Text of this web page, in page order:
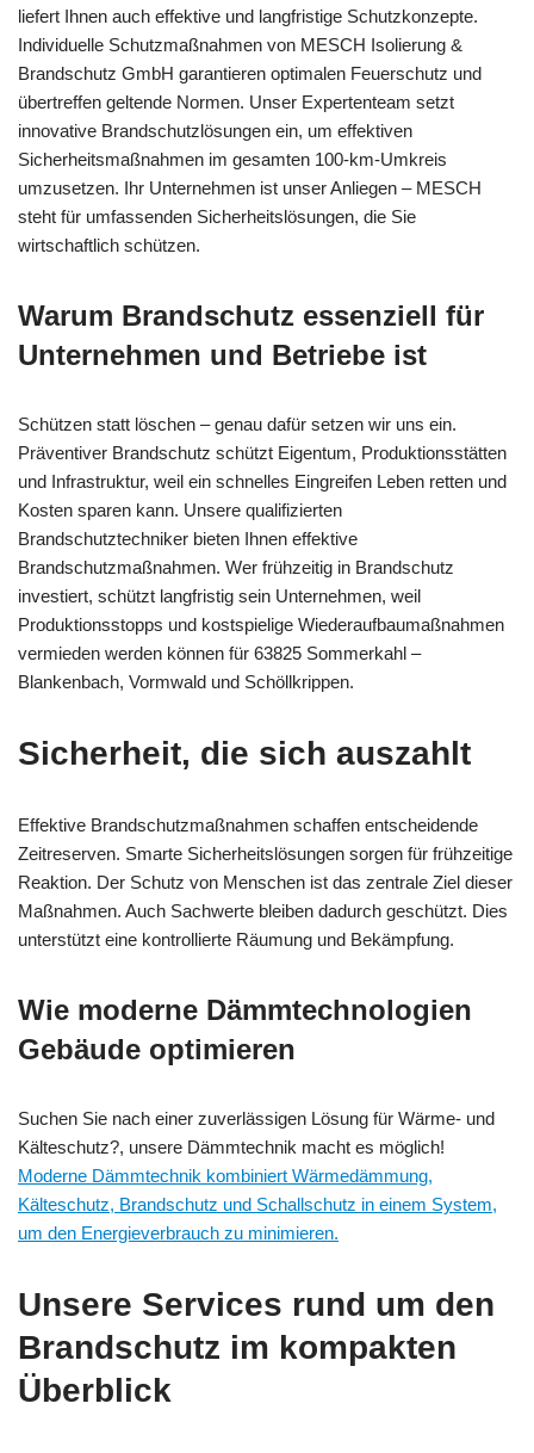
liefert Ihnen auch effektive und langfristige Schutzkonzepte.
Individuelle Schutzmaßnahmen von MESCH Isolierung &
Brandschutz GmbH garantieren optimalen Feuerschutz und
übertreffen geltende Normen. Unser Expertenteam setzt
innovative Brandschutzlösungen ein, um effektiven
Sicherheitsmaßnahmen im gesamten 100-km-Umkreis
umzusetzen. Ihr Unternehmen ist unser Anliegen – MESCH
steht für umfassenden Sicherheitslösungen, die Sie
wirtschaftlich schützen.
Warum Brandschutz essenziell für
Unternehmen und Betriebe ist
Schützen statt löschen – genau dafür setzen wir uns ein.
Präventiver Brandschutz schützt Eigentum, Produktionsstätten
und Infrastruktur, weil ein schnelles Eingreifen Leben retten und
Kosten sparen kann. Unsere qualifizierten
Brandschutztechniker bieten Ihnen effektive
Brandschutzmaßnahmen. Wer frühzeitig in Brandschutz
investiert, schützt langfristig sein Unternehmen, weil
Produktionsstopps und kostspielige Wiederaufbaumaßnahmen
vermieden werden können für 63825 Sommerkahl –
Blankenbach, Vormwald und Schöllkrippen.
Sicherheit, die sich auszahlt
Effektive Brandschutzmaßnahmen schaffen entscheidende
Zeitreserven. Smarte Sicherheitslösungen sorgen für frühzeitige
Reaktion. Der Schutz von Menschen ist das zentrale Ziel dieser
Maßnahmen. Auch Sachwerte bleiben dadurch geschützt. Dies
unterstützt eine kontrollierte Räumung und Bekämpfung.
Wie moderne Dämmtechnologien
Gebäude optimieren
Suchen Sie nach einer zuverlässigen Lösung für Wärme- und
Kälteschutz?, unsere Dämmtechnik macht es möglich!
Moderne Dämmtechnik kombiniert Wärmedämmung,
Kälteschutz, Brandschutz und Schallschutz in einem System,
um den Energieverbrauch zu minimieren.
Unsere Services rund um den
Brandschutz im kompakten
Überblick